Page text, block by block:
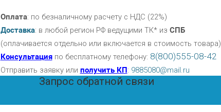
Оплата: по безналичному расчету с НДС (22%)
Доставка: в любой регион РФ ведущими ТК* из СПБ
(оплачивается отдельно или включается в стоимость товара)
Консультация по бесплатному телефону: 8(800)555-08-42
Отправить заявку или получить КП: 9885080@mail.ru
Запрос обратной связи